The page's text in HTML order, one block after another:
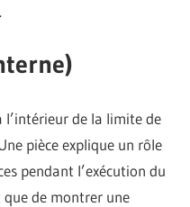
l’intérieur de la limite de
pièce explique un rôle
pendant l’exécution du
de montrer une